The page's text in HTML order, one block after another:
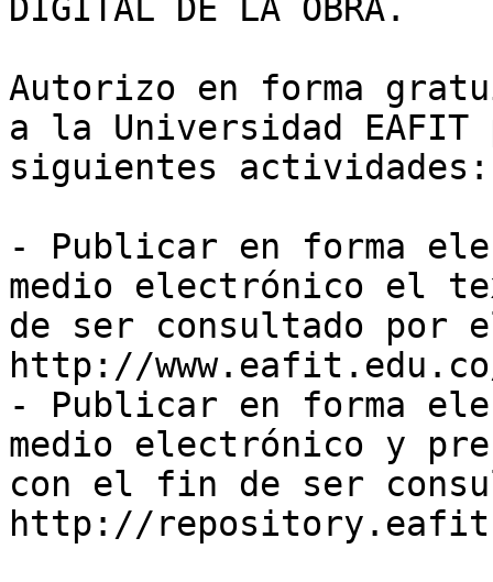
DIGITAL DE LA OBRA.
Autorizo en forma
a la Universidad
siguientes actividades:
- Publicar en forma
medio electrónico el
de ser consultado por
http://
- Publicar en forma
medio electrónico y
con el fin de ser
http://